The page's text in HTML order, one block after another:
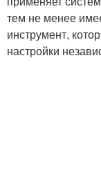
тем не менее
инструмент,
настройки